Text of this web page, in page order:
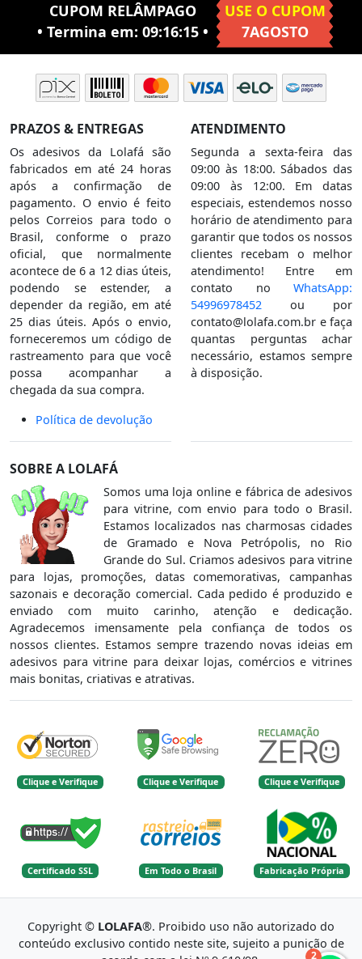
CUPOM RELÂMPAGO
• Termina em: 09:16:14•
USE O CUPOM
7AGOSTO
PRAZOS & ENTREGAS
Os adesivos da Lolafá são
fabricados em até 24 horas
após a confirmação de
pagamento. O envio é feito
pelos Correios para todo o
Brasil, conforme o prazo
oficial, que normalmente
acontece de 6 a 12 dias úteis,
podendo se estender, a
depender da região, em até
25 dias úteis. Após o envio,
forneceremos um código de
rastreamento para que você
possa acompanhar a
chegada da sua compra.
Política de devolução
ATENDIMENTO
Segunda a sexta-feira das
09:00 às 18:00. Sábados das
09:00 às 12:00. Em datas
especiais, estendemos nosso
horário de atendimento para
garantir que todos os nossos
clientes recebam o melhor
atendimento! Entre em
contato no WhatsApp:
54996978452 ou por
contato@lolafa.com.br e faça
quantas perguntas achar
necessário, estamos sempre
à disposição.
SOBRE A LOLAFÁ
Somos uma loja online e fábrica de adesivos
para vitrine, com envio para todo o Brasil.
Estamos localizados nas charmosas cidades
de Gramado e Nova Petrópolis, no Rio
Grande do Sul. Criamos adesivos para vitrine
para lojas, promoções, datas comemorativas, campanhas
sazonais e decoração comercial. Cada pedido é produzido e
enviado com muito carinho, atenção e dedicação.
Agradecemos imensamente pela confiança de todos os
nossos clientes. Estamos sempre trazendo novas ideias em
adesivos para vitrine para deixar lojas, comércios e vitrines
mais bonitas, criativas e atrativas.
Clique e Verifique Clique e Verifique Clique e Verifique
Certificado SSL Em Todo o Brasil Fabricação Própria
Copyright © LOLAFA®. Proibido uso não autorizado do
conteúdo exclusivo contido neste site, sujeito a punição de
2